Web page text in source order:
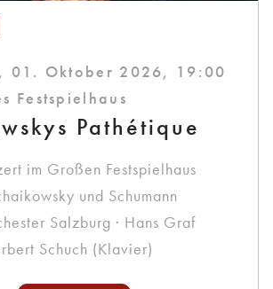
01. Oktober 2026, 19:00
Festspielhaus
Pathétique
im Großen Festspielhaus
und Schumann
Salzburg · Hans Graf
Schuch (Klavier)